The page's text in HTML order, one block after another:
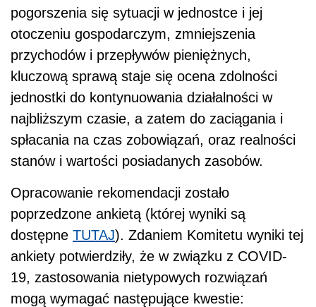
pogorszenia się sytuacji w jednostce i jej
otoczeniu gospodarczym, zmniejszenia
przychodów i przepływów pieniężnych,
kluczową sprawą staje się ocena zdolności
jednostki do kontynuowania działalności w
najbliższym czasie, a zatem do zaciągania i
spłacania na czas zobowiązań, oraz realności
stanów i wartości posiadanych zasobów.
Opracowanie rekomendacji zostało
poprzedzone ankietą (której wyniki są
dostępne TUTAJ). Zdaniem Komitetu wyniki tej
ankiety potwierdziły, że w związku z COVID-
19, zastosowania nietypowych rozwiązań
mogą wymagać następujące kwestie: